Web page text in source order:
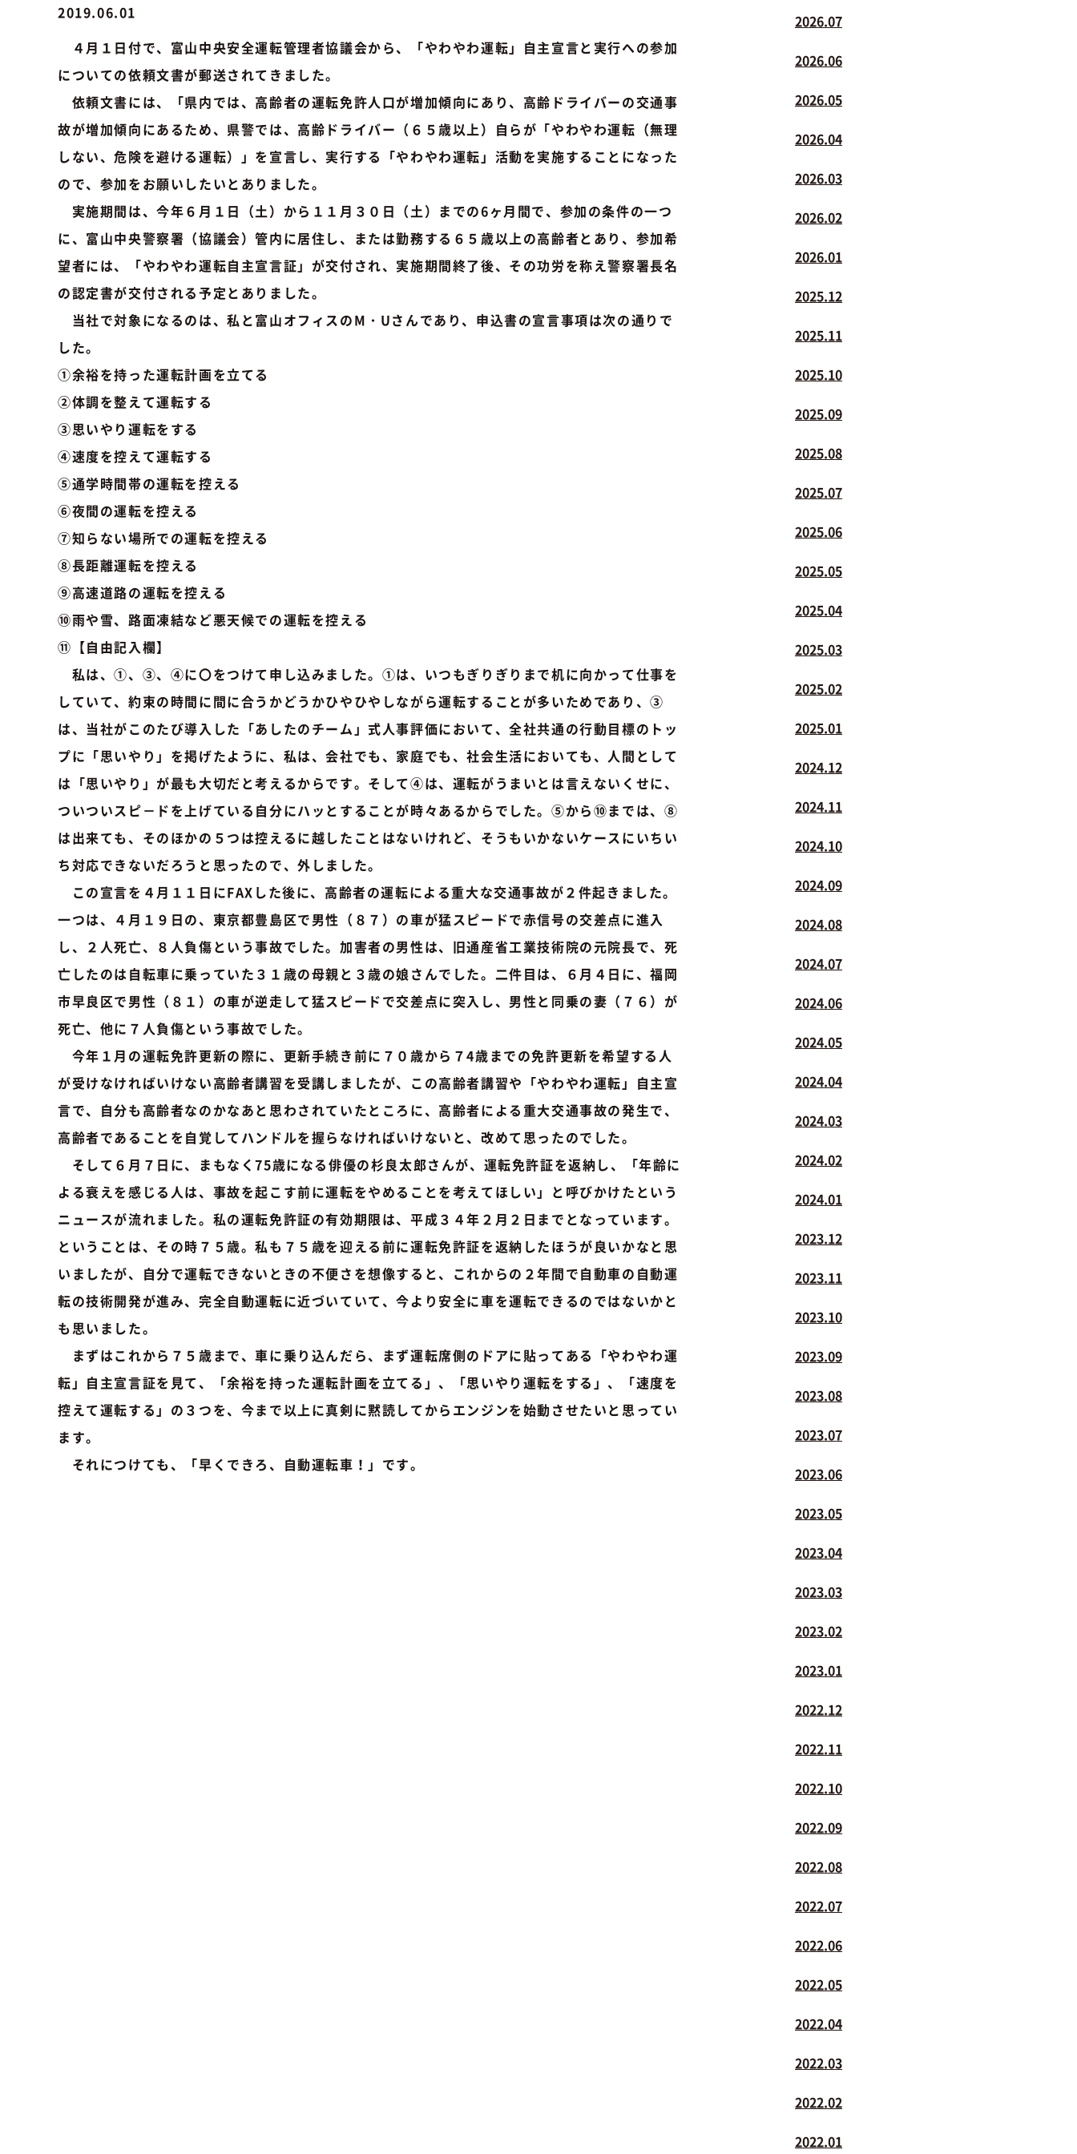
2019.06.01
４月１日付で、富山中央安全運転管理者協議会から、「やわやわ運転」自主宣言と実行への参加
についての依頼文書が郵送されてきました。
依頼文書には、「県内では、高齢者の運転免許人口が増加傾向にあり、高齢ドライバーの交通事
故が増加傾向にあるため、県警では、高齢ドライバー（６５歳以上）自らが「やわやわ運転（無理
しない、危険を避ける運転）」を宣言し、実行する「やわやわ運転」活動を実施することになった
ので、参加をお願いしたいとありました。
実施期間は、今年６月１日（土）から１１月３０日（土）までの6ヶ月間で、参加の条件の一つ
に、富山中央警察署（協議会）管内に居住し、または勤務する６５歳以上の高齢者とあり、参加希
望者には、「やわやわ運転自主宣言証」が交付され、実施期間終了後、その功労を称え警察署長名
の認定書が交付される予定とありました。
当社で対象になるのは、私と富山オフィスのM・Uさんであり、申込書の宣言事項は次の通りで
した。
①余裕を持った運転計画を立てる
②体調を整えて運転する
③思いやり運転をする
④速度を控えて運転する
⑤通学時間帯の運転を控える
⑥夜間の運転を控える
⑦知らない場所での運転を控える
⑧長距離運転を控える
⑨高速道路の運転を控える
⑩雨や雪、路面凍結など悪天候での運転を控える
⑪【自由記入欄】
私は、①、③、④に〇をつけて申し込みました。①は、いつもぎりぎりまで机に向かって仕事を
していて、約束の時間に間に合うかどうかひやひやしながら運転することが多いためであり、③
は、当社がこのたび導入した「あしたのチーム」式人事評価において、全社共通の行動目標のトッ
プに「思いやり」を掲げたように、私は、会社でも、家庭でも、社会生活においても、人間として
は「思いやり」が最も大切だと考えるからです。そして④は、運転がうまいとは言えないくせに、
ついついスピ－ドを上げている自分にハッとすることが時々あるからでした。⑤から⑩までは、⑧
は出来ても、そのほかの５つは控えるに越したことはないけれど、そうもいかないケースにいちい
ち対応できないだろうと思ったので、外しました。
この宣言を４月１１日にFAXした後に、高齢者の運転による重大な交通事故が２件起きました。
一つは、４月１９日の、東京都豊島区で男性（８７）の車が猛スピードで赤信号の交差点に進入
し、２人死亡、８人負傷という事故でした。加害者の男性は、旧通産省工業技術院の元院長で、死
亡したのは自転車に乗っていた３１歳の母親と３歳の娘さんでした。二件目は、６月４日に、福岡
市早良区で男性（８１）の車が逆走して猛スピードで交差点に突入し、男性と同乗の妻（７６）が
死亡、他に７人負傷という事故でした。
今年１月の運転免許更新の際に、更新手続き前に７０歳から７4歳までの免許更新を希望する人
が受けなければいけない高齢者講習を受講しましたが、この高齢者講習や「やわやわ運転」自主宣
言で、自分も高齢者なのかなあと思わされていたところに、高齢者による重大交通事故の発生で、
高齢者であることを自覚してハンドルを握らなければいけないと、改めて思ったのでした。
そして６月７日に、まもなく75歳になる俳優の杉良太郎さんが、運転免許証を返納し、「年齢に
よる衰えを感じる人は、事故を起こす前に運転をやめることを考えてほしい」と呼びかけたという
ニュースが流れました。私の運転免許証の有効期限は、平成３４年２月２日までとなっています。
ということは、その時７５歳。私も７５歳を迎える前に運転免許証を返納したほうが良いかなと思
いましたが、自分で運転できないときの不便さを想像すると、これからの２年間で自動車の自動運
転の技術開発が進み、完全自動運転に近づいていて、今より安全に車を運転できるのではないかと
も思いました。
まずはこれから７５歳まで、車に乗り込んだら、まず運転席側のドアに貼ってある「やわやわ運
転」自主宣言証を見て、「余裕を持った運転計画を立てる」、「思いやり運転をする」、「速度を
控えて運転する」の３つを、今まで以上に真剣に黙読してからエンジンを始動させたいと思ってい
ます。
それにつけても、「早くできろ、自動運転車！」です。
2026.07
2026.06
2026.05
2026.04
2026.03
2026.02
2026.01
2025.12
2025.11
2025.10
2025.09
2025.08
2025.07
2025.06
2025.05
2025.04
2025.03
2025.02
2025.01
2024.12
2024.11
2024.10
2024.09
2024.08
2024.07
2024.06
2024.05
2024.04
2024.03
2024.02
2024.01
2023.12
2023.11
2023.10
2023.09
2023.08
2023.07
2023.06
2023.05
2023.04
2023.03
2023.02
2023.01
2022.12
2022.11
2022.10
2022.09
2022.08
2022.07
2022.06
2022.05
2022.04
2022.03
2022.02
2022.01